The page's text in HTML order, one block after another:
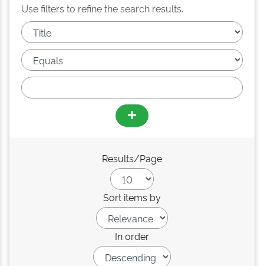
Use filters to refine the search results.
Results/Page
Sort items by
In order